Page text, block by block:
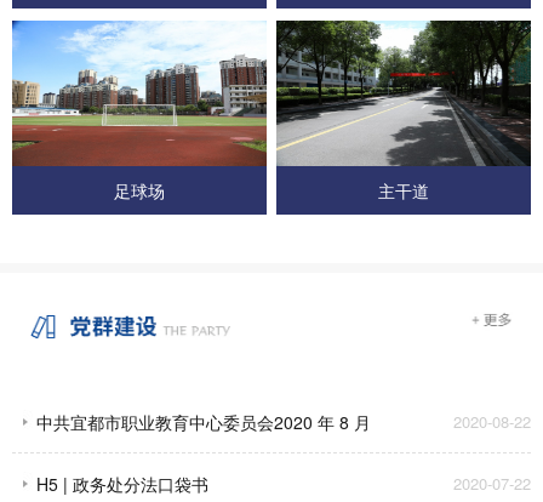
足球场 主干道
中共宜都市职业教育中心委员会2020 年 8 月
支部主题党日工作安排
2020-08-22
H5 | 政务处分法口袋书 2020-07-22